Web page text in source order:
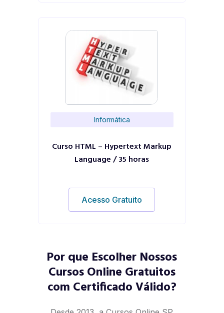
Informática
Curso HTML – Hypertext Markup
Language / 35 horas
Acesso Gratuito
Por que Escolher Nossos
Cursos Online Gratuitos
com Certificado Válido?